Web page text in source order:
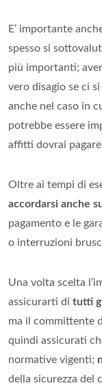
E’ importante
spesso si
più importanti;
vero disagio se ci
anche nel caso in
potrebbe essere
affitti dovrai
Oltre ai tempi di
accordarsi anche
pagamento e le
o interruzioni
Una volta scelta
assicurarti di tutti
ma il committente
quindi assicurati
normative vigenti;
della sicurezza del